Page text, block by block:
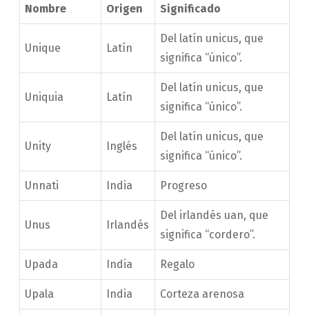
Nombre Origen Significado
Unique Latín
Del latín unicus, que
significa “único”.
Uniquia Latín
Del latín unicus, que
significa “único”.
Unity Inglés
Del latín unicus, que
significa “único”.
Unnati India Progreso
Unus Irlandés
Del irlandés uan, que
significa “cordero”.
Upada India Regalo
Upala India Corteza arenosa